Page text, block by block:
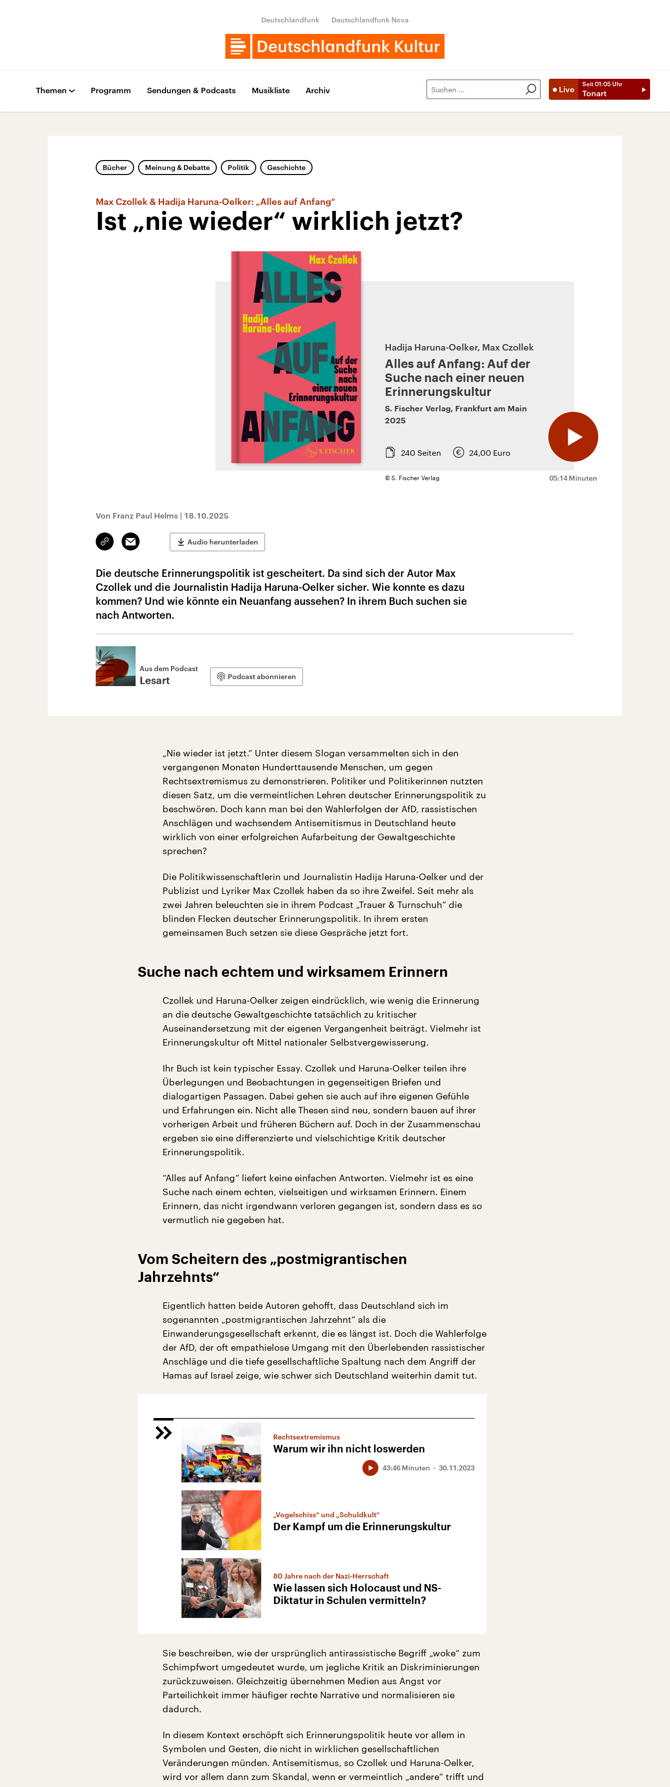
Deutschlandfunk Deutschlandfunk Nova
Live
Seit 01:05 Uhr
Tonart
Themen Programm Sendungen & Podcasts Musikliste Archiv
Bücher Meinung & Debatte Politik Geschichte
Max Czollek & Hadija Haruna-Oelker: „Alles auf Anfang“
Ist „nie wieder“ wirklich jetzt?
05:14 Minuten
© S. Fischer Verlag
Hadija Haruna-Oelker, Max Czollek
Alles auf Anfang: Auf der
Suche nach einer neuen
Erinnerungskultur
S. Fischer Verlag, Frankfurt am Main
2025
240 Seiten 24,00 Euro
Von Franz Paul Helms | 18.10.2025
Link
kopieren/teilen
Email Audio herunterladen
Die deutsche Erinnerungspolitik ist gescheitert. Da sind sich der Autor Max
Czollek und die Journalistin Hadija Haruna-Oelker sicher. Wie konnte es dazu
kommen? Und wie könnte ein Neuanfang aussehen? In ihrem Buch suchen sie
nach Antworten.
Aus dem Podcast
Lesart Podcast abonnieren
„Nie wieder ist jetzt.“ Unter diesem Slogan versammelten sich in den
vergangenen Monaten Hunderttausende Menschen, um gegen
Rechtsextremismus zu demonstrieren. Politiker und Politikerinnen nutzten
diesen Satz, um die vermeintlichen Lehren deutscher Erinnerungspolitik zu
beschwören. Doch kann man bei den Wahlerfolgen der AfD, rassistischen
Anschlägen und wachsendem Antisemitismus in Deutschland heute
wirklich von einer erfolgreichen Aufarbeitung der Gewaltgeschichte
sprechen?
Die Politikwissenschaftlerin und Journalistin Hadija Haruna-Oelker und der
Publizist und Lyriker Max Czollek haben da so ihre Zweifel. Seit mehr als
zwei Jahren beleuchten sie in ihrem Podcast „Trauer & Turnschuh“ die
blinden Flecken deutscher Erinnerungspolitik. In ihrem ersten
gemeinsamen Buch setzen sie diese Gespräche jetzt fort.
Suche nach echtem und wirksamem Erinnern
Czollek und Haruna-Oelker zeigen eindrücklich, wie wenig die Erinnerung
an die deutsche Gewaltgeschichte tatsächlich zu kritischer
Auseinandersetzung mit der eigenen Vergangenheit beiträgt. Vielmehr ist
Erinnerungskultur oft Mittel nationaler Selbstvergewisserung.
Ihr Buch ist kein typischer Essay. Czollek und Haruna-Oelker teilen ihre
Überlegungen und Beobachtungen in gegenseitigen Briefen und
dialogartigen Passagen. Dabei gehen sie auch auf ihre eigenen Gefühle
und Erfahrungen ein. Nicht alle Thesen sind neu, sondern bauen auf ihrer
vorherigen Arbeit und früheren Büchern auf. Doch in der Zusammenschau
ergeben sie eine differenzierte und vielschichtige Kritik deutscher
Erinnerungspolitik.
“Alles auf Anfang“ liefert keine einfachen Antworten. Vielmehr ist es eine
Suche nach einem echten, vielseitigen und wirksamen Erinnern. Einem
Erinnern, das nicht irgendwann verloren gegangen ist, sondern dass es so
vermutlich nie gegeben hat.
Vom Scheitern des „postmigrantischen
Jahrzehnts“
Eigentlich hatten beide Autoren gehofft, dass Deutschland sich im
sogenannten „postmigrantischen Jahrzehnt“ als die
Einwanderungsgesellschaft erkennt, die es längst ist. Doch die Wahlerfolge
der AfD, der oft empathielose Umgang mit den Überlebenden rassistischer
Anschläge und die tiefe gesellschaftliche Spaltung nach dem Angriff der
Hamas auf Israel zeige, wie schwer sich Deutschland weiterhin damit tut.
Rechtsextremismus
Warum wir ihn nicht loswerden
30.11.2023
43:46 Minuten
„Vogelschiss“ und „Schuldkult“
Der Kampf um die Erinnerungskultur
80 Jahre nach der Nazi-Herrschaft
Wie lassen sich Holocaust und NS-
Diktatur in Schulen vermitteln?
Sie beschreiben, wie der ursprünglich antirassistische Begriff „woke“ zum
Schimpfwort umgedeutet wurde, um jegliche Kritik an Diskriminierungen
zurückzuweisen. Gleichzeitig übernehmen Medien aus Angst vor
Parteilichkeit immer häufiger rechte Narrative und normalisieren sie
dadurch.
In diesem Kontext erschöpft sich Erinnerungspolitik heute vor allem in
Symbolen und Gesten, die nicht in wirklichen gesellschaftlichen
Veränderungen münden. Antisemitismus, so Czollek und Haruna-Oelker,
wird vor allem dann zum Skandal, wenn er vermeintlich „andere“ trifft und